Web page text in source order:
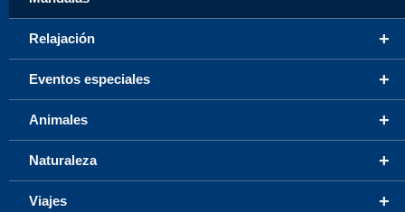
+
Relajación
+
Eventos especiales
+
Animales
+
Naturaleza
+
Viajes